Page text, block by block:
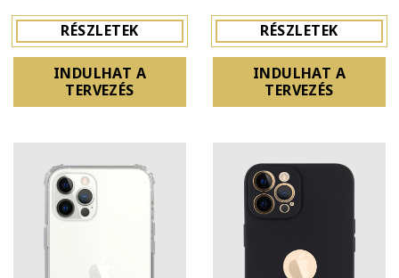
RÉSZLETEK
INDULHAT A
TERVEZÉS
RÉSZLETEK
INDULHAT A
TERVEZÉS